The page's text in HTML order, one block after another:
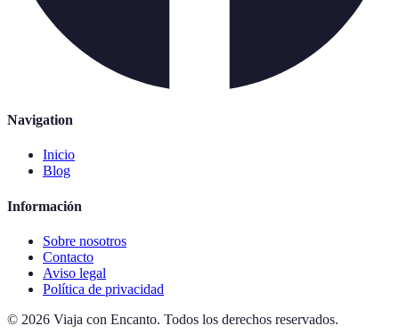
Navigation
Inicio
Blog
Información
Sobre nosotros
Contacto
Aviso legal
Política de privacidad
© 2026 Viaja con Encanto. Todos los derechos reservados.